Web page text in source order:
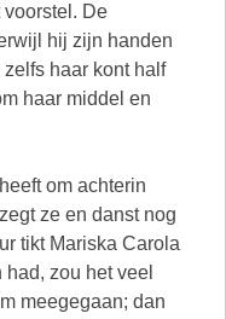
voorstel. De
hij zijn handen
haar kont half
haar middel en
om achterin
ze en danst nog
tikt Mariska Carola
zou het veel
meegegaan; dan